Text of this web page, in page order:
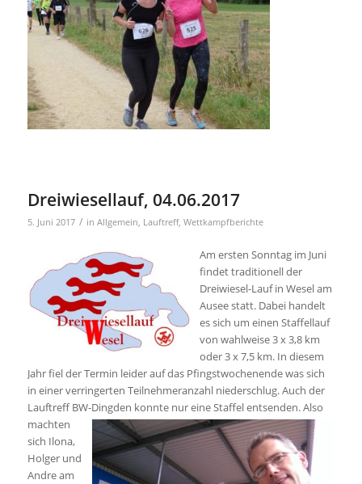
Dreiwiesellauf, 04.06.2017
5. Juni 2017 / in Allgemein, Lauftreff, Wettkampfberichte
Am ersten Sonntag im Juni
findet traditionell der
Dreiwiesel-Lauf in Wesel am
Ausee statt. Dabei handelt
es sich um einen Staffellauf
von wahlweise 3 x 3,8 km
oder 3 x 7,5 km. In diesem
Jahr fiel der Termin leider auf das Pfingstwochenende was sich
in einer verringerten Teilnehmeranzahl niederschlug. Auch der
Lauftreff BW-Dingden konnte nur eine Staffel entsenden.Also
machten
sich Ilona,
Holger und
Andre am